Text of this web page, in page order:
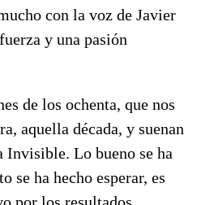
con la voz de Javier
y una pasión
de los ochenta, que nos
aquella década, y suenan
Invisible. Lo bueno se ha
se ha hecho esperar, es
por los resultados.